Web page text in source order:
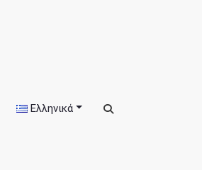
Ελληνικά